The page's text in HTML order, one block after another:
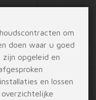
om
doen waar u goed
opgeleid en
en lossen